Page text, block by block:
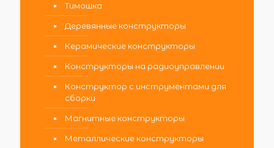
Тимошка
Деревянные конструкторы
Керамические конструкторы
Конструкторы на радиоуправлении
Конструктор с инструментами для
сборки
Магнитные конструкторы
Металлические конструкторы